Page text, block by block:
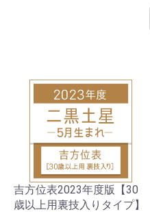
吉方位表2023年度版【30
歳以上用裏技入りタイプ】